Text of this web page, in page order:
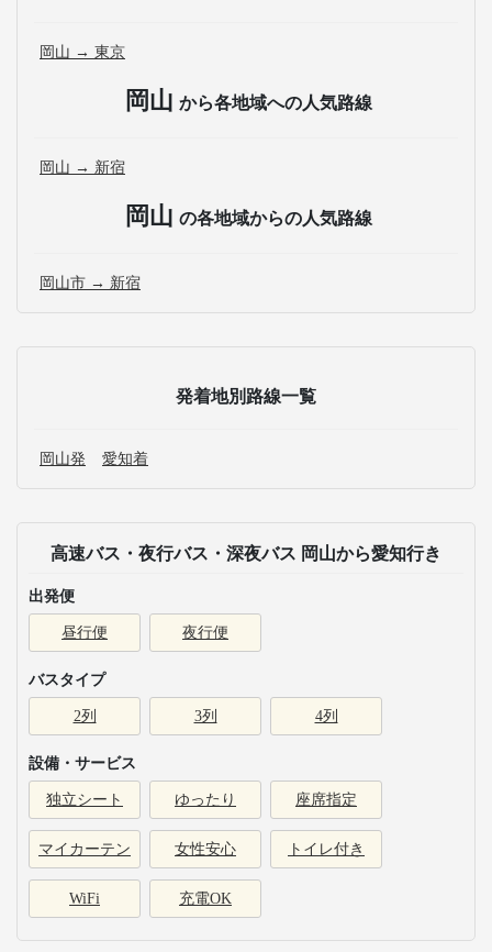
岡山 → 東京
岡山 から各地域への人気路線
岡山 → 新宿
岡山 の各地域からの人気路線
岡山市 → 新宿
発着地別路線一覧
岡山発 愛知着
高速バス・夜行バス・深夜バス 岡山から愛知行き
出発便
昼行便 夜行便
バスタイプ
2列 3列 4列
設備・サービス
独立シート ゆったり 座席指定
マイカーテン 女性安心 トイレ付き
WiFi 充電OK